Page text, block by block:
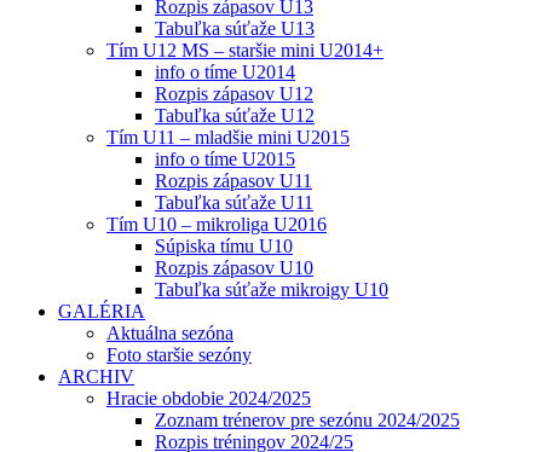
Rozpis zápasov U13
Tabuľka súťaže U13
Tím U12 MS – staršie mini U2014+
info o tíme U2014
Rozpis zápasov U12
Tabuľka súťaže U12
Tím U11 – mladšie mini U2015
info o tíme U2015
Rozpis zápasov U11
Tabuľka súťaže U11
Tím U10 – mikroliga U2016
Súpiska tímu U10
Rozpis zápasov U10
Tabuľka súťaže mikroigy U10
GALÉRIA
Aktuálna sezóna
Foto staršie sezóny
ARCHIV
Hracie obdobie 2024/2025
Zoznam trénerov pre sezónu 2024/2025
Rozpis tréningov 2024/25